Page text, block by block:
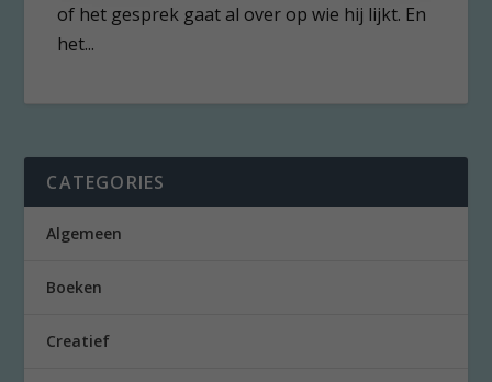
of het gesprek gaat al over op wie hij lijkt. En
het...
CATEGORIES
Algemeen
Boeken
Creatief